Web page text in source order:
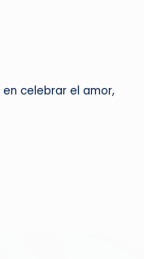
celebrar el amor,